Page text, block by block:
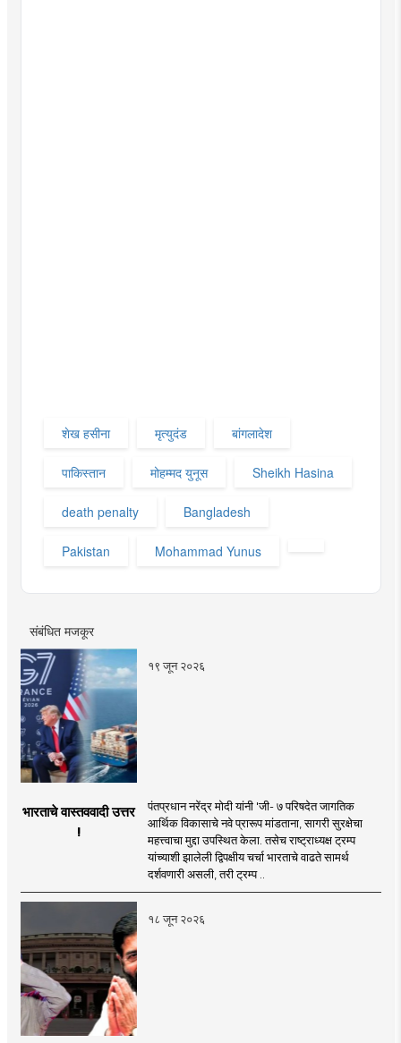
शेख हसीना मृत्युदंड बांगलादेश
पाकिस्तान मोहम्मद युनूस Sheikh Hasina
death penalty Bangladesh
Pakistan Mohammad Yunus
संबंधित मजकूर
१९ जून २०२६
भारताचे वास्तववादी उत्तर
!
पंतप्रधान नरेंद्र मोदी यांनी 'जी- ७ परिषदेत जागतिक
आर्थिक विकासाचे नवे प्रारूप मांडताना, सागरी सुरक्षेचा
महत्त्वाचा मुद्दा उपस्थित केला. तसेच राष्ट्राध्यक्ष ट्रम्प
यांच्याशी झालेली द्विपक्षीय चर्चा भारताचे वाढते सामर्थ
दर्शवणारी असली, तरी ट्रम्प ..
१८ जून २०२६